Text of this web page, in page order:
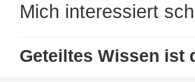
Mich interessiert
Geteiltes Wissen ist